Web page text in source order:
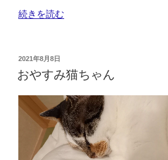
“講
表
会
向
け
続きを読む
投
稿
日:
2021年8月8日
おやすみ猫ちゃん